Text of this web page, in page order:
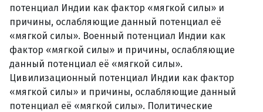
потенциал Индии как фактор «мягкой силы» и
причины, ослабляющие данный потенциал её
«мягкой силы». Военный потенциал Индии как
фактор «мягкой силы» и причины, ослабляющие
данный потенциал её «мягкой силы».
Цивилизационный потенциал Индии как фактор
«мягкой силы» и причины, ослабляющие данный
потенциал её «мягкой силы». Политические